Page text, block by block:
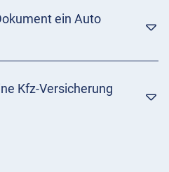
ein Auto
Kfz-Versicherung